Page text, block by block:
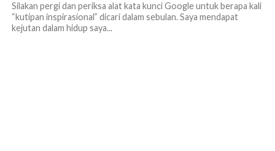
Silakan pergi dan periksa alat kata kunci Google untuk berapa kali
“kutipan inspirasional” dicari dalam sebulan. Saya mendapat
kejutan dalam hidup saya...